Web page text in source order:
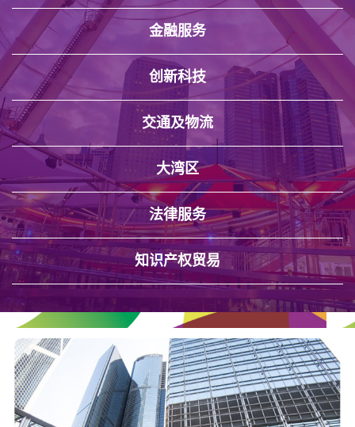
金融服务
创新科技
交通及物流
大湾区
法律服务
知识产权贸易